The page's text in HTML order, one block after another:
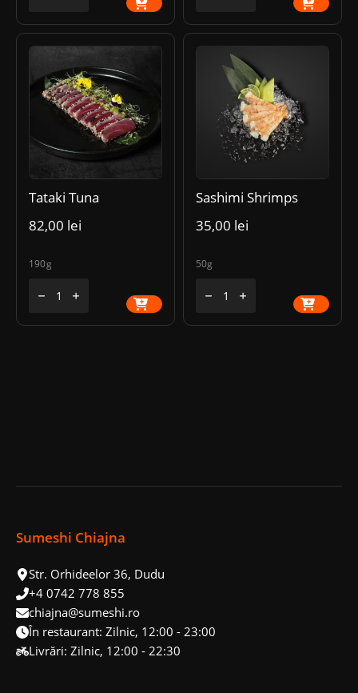
Tataki Tuna
82,00 lei
190g
Cantitate
Sashimi Shrimps
35,00 lei
50g
Cantitate
Sumeshi Chiajna
Str. Orhideelor 36, Dudu
+4 0742 778 855
chiajna@sumeshi.ro
În restaurant: Zilnic, 12:00 - 23:00
Livrări: Zilnic, 12:00 - 22:30